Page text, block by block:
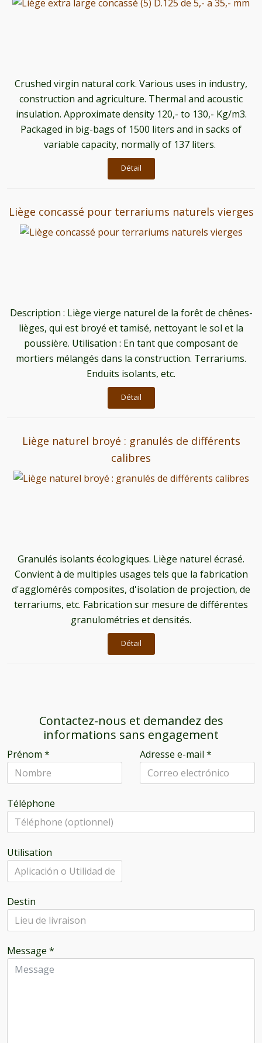
Crushed virgin natural cork. Various uses in industry,
construction and agriculture. Thermal and acoustic
insulation. Approximate density 120,- to 130,- Kg/m3.
Packaged in big-bags of 1500 liters and in sacks of
variable capacity, normally of 137 liters.
Détail
Liège concassé pour terrariums naturels vierges
Description : Liège vierge naturel de la forêt de chênes-
lièges, qui est broyé et tamisé, nettoyant le sol et la
poussière. Utilisation : En tant que composant de
mortiers mélangés dans la construction. Terrariums.
Enduits isolants, etc.
Détail
Liège naturel broyé : granulés de différents
calibres
Granulés isolants écologiques. Liège naturel écrasé.
Convient à de multiples usages tels que la fabrication
d'agglomérés composites, d'isolation de projection, de
terrariums, etc. Fabrication sur mesure de différentes
granulométries et densités.
Détail
Contactez-nous et demandez des
informations sans engagement
Prénom * Adresse e-mail *
Téléphone
Utilisation
Destin
Message *